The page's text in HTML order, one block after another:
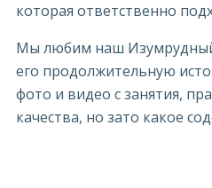
которая ответственно
Мы любим наш
его продолжительную
фото и видео с занятия,
качества, но зато какое